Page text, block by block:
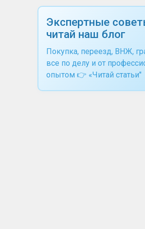
Экспертные
читай наш блог
Покупка, переезд, ВНЖ,
все по делу и от
опытом 👉 «Читай статьи"